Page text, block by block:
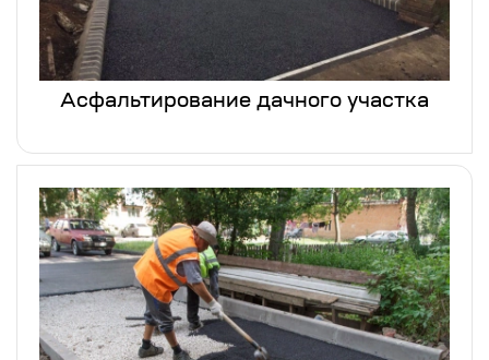
Асфальтирование дачного участка